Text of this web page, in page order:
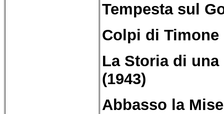
Tempesta sul
Colpi di Timone
La Storia di una
(1943)
Abbasso la